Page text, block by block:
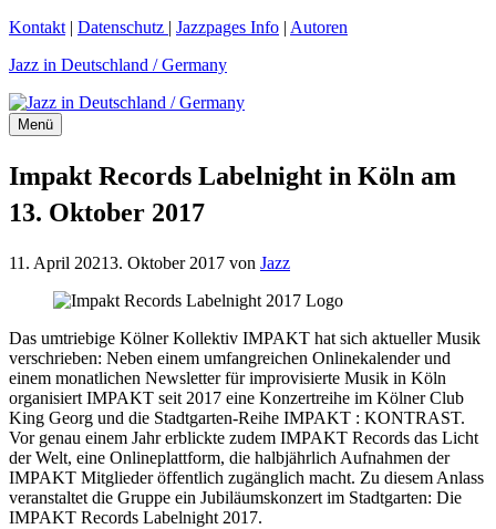
Zum
springen
Kontakt | Datenschutz | Jazzpages Info | Autoren
Jazz in Deutschland / Germany
Menü
Impakt Records Labelnight in Köln am
13. Oktober 2017
11. April 20213. Oktober 2017 von Jazz
Das umtriebige Kölner Kollektiv IMPAKT hat sich aktueller Musik
verschrieben: Neben einem umfangreichen Onlinekalender und
einem monatlichen Newsletter für improvisierte Musik in Köln
organisiert IMPAKT seit 2017 eine Konzertreihe im Kölner Club
King Georg und die Stadtgarten-Reihe IMPAKT : KONTRAST.
Vor genau einem Jahr erblickte zudem IMPAKT Records das Licht
der Welt, eine Onlineplattform, die halbjährlich Aufnahmen der
IMPAKT Mitglieder öffentlich zugänglich macht. Zu diesem Anlass
veranstaltet die Gruppe ein Jubiläumskonzert im Stadtgarten: Die
IMPAKT Records Labelnight 2017.